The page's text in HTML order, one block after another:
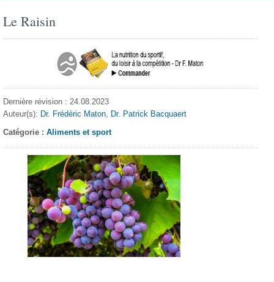
Le Raisin
Dernière révision : 24.08.2023
Auteur(s): Dr. Frédéric Maton, Dr. Patrick Bacquaert
Catégorie :Aliments et sport